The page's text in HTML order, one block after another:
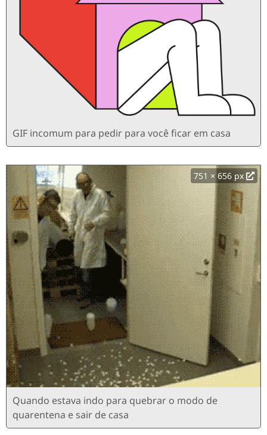
GIF incomum para pedir para você ficar em casa
751 × 656 px
Quando estava indo para quebrar o modo de
quarentena e sair de casa